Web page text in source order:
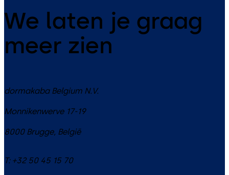
We laten je graag
meer zien
dormakaba Belgium N.V.
Monnikenwerve 17-19
8000 Brugge, België
T: +32 50 45 15 70